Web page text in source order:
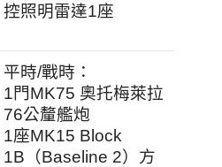
控照明雷達1座
平時/戰時：
1門MK75 奧托梅萊拉
76公釐艦炮
1座MK15 Block
1B（Baseline 2）方